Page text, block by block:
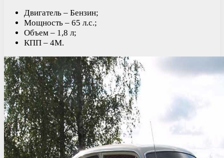
Двигатель – Бензин;
Мощность – 65 л.с.;
Объем – 1,8 л;
КПП – 4M.